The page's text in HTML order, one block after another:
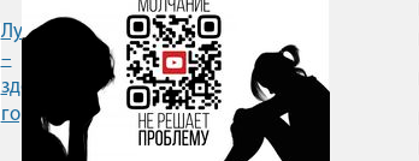
Лунинец
–
здоровый
город" />